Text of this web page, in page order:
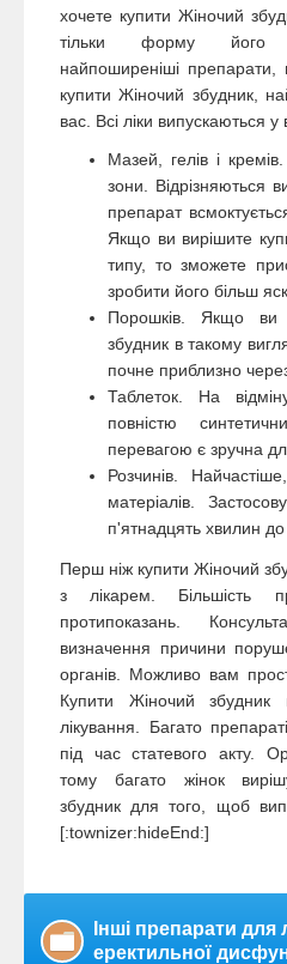
хочете купити Жіночий
тільки форму його
найпоширеніші препарати,
купити Жіночий збудник,
вас. Всі ліки випускаються у
Мазей, гелів і
зони. Відрізняються
препарат
Якщо ви вирішите
типу, то зможете
зробити його більш
Порошків. Якщо ви
збудник в такому
почне приблизно
Таблеток. На
повністю
перевагою є зручна
Розчинів.
матеріалів.
п'ятнадцять хвилин до
Перш ніж купити Жіночий
з лікарем. Більшість
протипоказань.
визначення причини
органів. Можливо вам
Купити Жіночий
лікування. Багато
під час статевого акту.
тому багато жінок
збудник для того, щоб
[:townizer:hideEnd:]
Інші препарати для
еректильної